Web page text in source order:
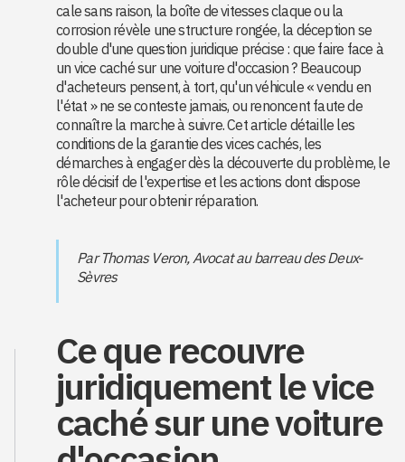
cale sans raison, la boîte de vitesses claque ou la
corrosion révèle une structure rongée, la déception se
double d'une question juridique précise : que faire face à
un vice caché sur une voiture d'occasion ? Beaucoup
d'acheteurs pensent, à tort, qu'un véhicule « vendu en
l'état » ne se conteste jamais, ou renoncent faute de
connaître la marche à suivre. Cet article détaille les
conditions de la garantie des vices cachés, les
démarches à engager dès la découverte du problème, le
rôle décisif de l'expertise et les actions dont dispose
l'acheteur pour obtenir réparation.
Par Thomas Veron, Avocat au barreau des Deux-
Sèvres
Ce que recouvre
juridiquement le vice
caché sur une voiture